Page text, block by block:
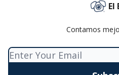
El
Contamos